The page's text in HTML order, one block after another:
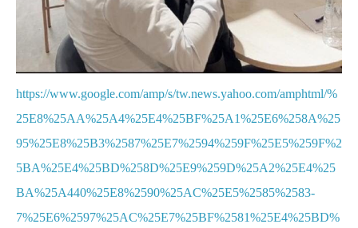
https://www.google.com/amp/s/tw.news.yahoo.com/amphtml/%
25E8%25AA%25A4%25E4%25BF%25A1%25E6%258A%25
95%25E8%25B3%2587%25E7%2594%259F%25E5%259F%2
5BA%25E4%25BD%258D%25E9%259D%25A2%25E4%25
BA%25A440%25E8%2590%25AC%25E5%2585%2583-
7%25E6%2597%25AC%25E7%25BF%2581%25E4%25BD%